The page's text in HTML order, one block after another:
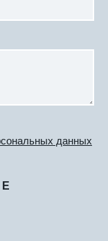
данных